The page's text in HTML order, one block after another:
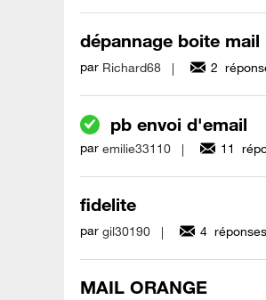
dépannage boite mail
par Richard68 2
pb envoi d'email
par emilie33110 11
fidelite
par gil30190 4 réponses
MAIL ORANGE